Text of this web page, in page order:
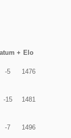
+ Elo
-5 1476
-15 1481
-7 1496